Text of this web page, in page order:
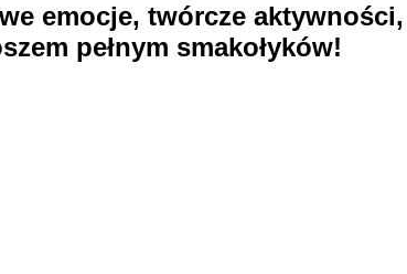
emocje, twórcze aktywności,
pełnym smakołyków!